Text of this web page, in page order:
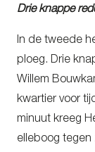
Drie knappe
In de tweede
ploeg. Drie
Willem
kwartier voor
minuut kreeg
elleboog tegen